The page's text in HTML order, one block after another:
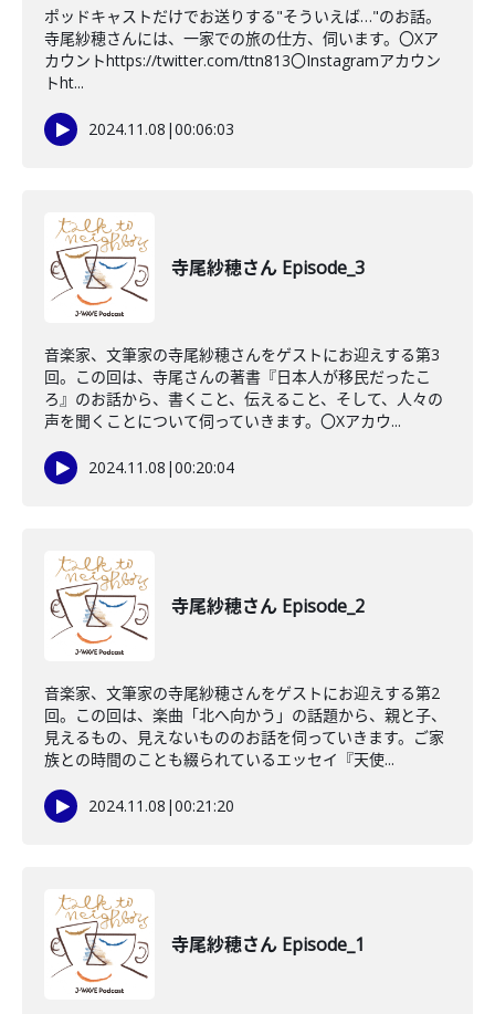
ポッドキャストだけでお送りする"そういえば…"のお話。
寺尾紗穂さんには、一家での旅の仕方、伺います。〇Xア
カウントhttps://twitter.com/ttn813〇Instagramアカウン
トht...
2024.11.08 |00:06:03
寺尾紗穂さん Episode_3
音楽家、文筆家の寺尾紗穂さんをゲストにお迎えする第3
回。この回は、寺尾さんの著書『日本人が移民だったこ
ろ』のお話から、書くこと、伝えること、そして、人々の
声を聞くことについて伺っていきます。〇Xアカウ...
2024.11.08 |00:20:04
寺尾紗穂さん Episode_2
音楽家、文筆家の寺尾紗穂さんをゲストにお迎えする第2
回。この回は、楽曲「北へ向かう」の話題から、親と子、
見えるもの、見えないもののお話を伺っていきます。ご家
族との時間のことも綴られているエッセイ『天使...
2024.11.08 |00:21:20
寺尾紗穂さん Episode_1